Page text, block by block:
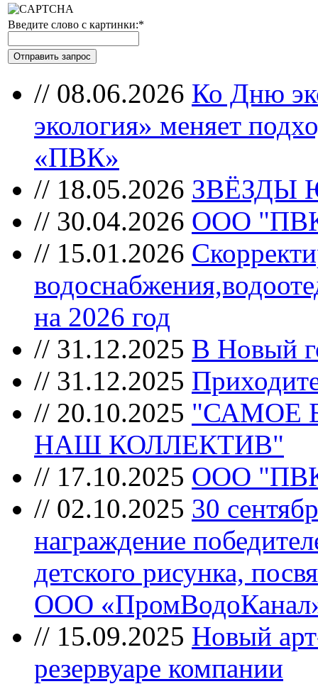
Введите слово с картинки:*
// 08.06.2026 Ко Дню
экология» меняет
«ПВК»
// 18.05.2026 ЗВЁЗДЫ
// 30.04.2026 ООО
// 15.01.2026
на 2026 год
// 31.12.2025 В Новый
// 31.12.2025
// 20.10.2025 "САМОЕ
НАШ КОЛЛЕКТИВ"
// 17.10.2025 ООО
// 02.10.2025 30
награждение
детского рисунка,
ООО
// 15.09.2025 Новый
резервуаре компании